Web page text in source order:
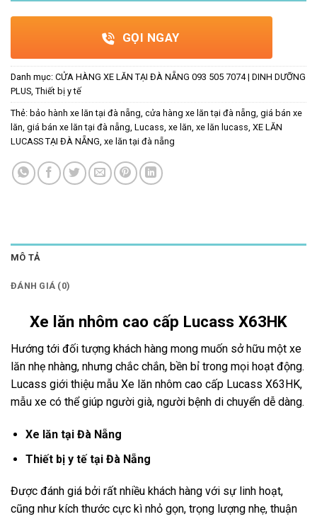
GỌI NGAY
Danh mục: CỬA HÀNG XE LĂN TẠI ĐÀ NẴNG 093 505 7074 | DINH DƯỠNG
PLUS, Thiết bị y tế
Thẻ: bảo hành xe lăn tại đà nẵng, cửa hàng xe lăn tại đà nẵng, giá bán xe
lăn, giá bán xe lăn tại đà nẵng, Lucass, xe lăn, xe lăn lucass, XE LĂN
LUCASS TẠI ĐÀ NẴNG, xe lăn tại đà nẵng
MÔ TẢ
ĐÁNH GIÁ (0)
Xe lăn nhôm cao cấp Lucass X63HK
Hướng tới đối tượng khách hàng mong muốn sở hữu một xe
lăn nhẹ nhàng, nhưng chắc chắn, bền bỉ trong mọi hoạt động.
Lucass giới thiệu mẫu Xe lăn nhôm cao cấp Lucass X63HK,
mẫu xe có thể giúp người già, người bệnh di chuyển dễ dàng.
Xe lăn tại Đà Nẵng
Thiết bị y tế tại Đà Nẵng
Được đánh giá bởi rất nhiều khách hàng với sự linh hoạt,
cũng như kích thước cực kì nhỏ gọn, trọng lượng nhẹ, thuận